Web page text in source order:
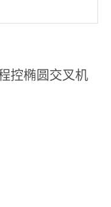
控椭圆交叉机